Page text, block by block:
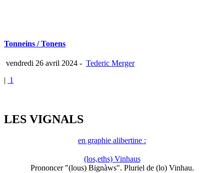
Tonneins / Tonens
vendredi 26 avril 2024 - Tederic Merger
| 1
LES VIGNALS
en graphie alibertine :
(los,eths) Vinhaus
Prononcer "(lous) Bignàws". Pluriel de (lo) Vinhau.